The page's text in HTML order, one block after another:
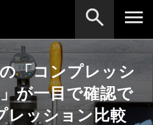
「コンプレッシ
が一目で確認で
レッション比較
ランキング
情報
実践テクニック
ど、検索したい事柄を入力してください。